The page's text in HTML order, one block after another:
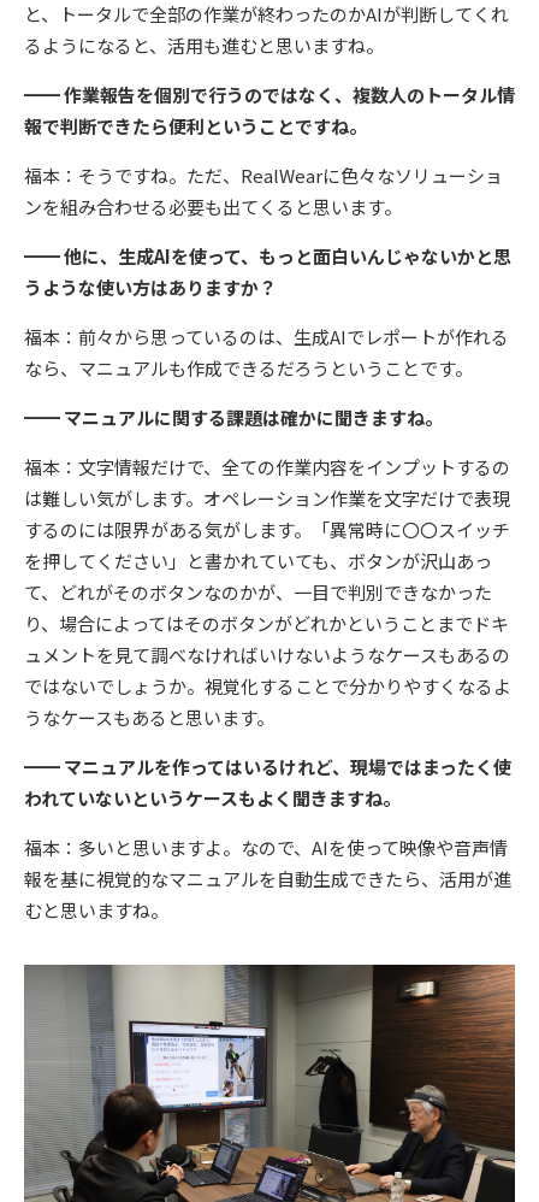
と、トータルで全部の作業が終わったのかAIが判断してくれ
るようになると、活用も進むと思いますね。
━━ 作業報告を個別で行うのではなく、複数人のトータル情
報で判断できたら便利ということですね。
福本：そうですね。ただ、RealWearに色々なソリューショ
ンを組み合わせる必要も出てくると思います。
━━ 他に、生成AIを使って、もっと面白いんじゃないかと思
うような使い方はありますか？
福本：前々から思っているのは、生成AIでレポートが作れる
なら、マニュアルも作成できるだろうということです。
━━ マニュアルに関する課題は確かに聞きますね。
福本：文字情報だけで、全ての作業内容をインプットするの
は難しい気がします。オペレーション作業を文字だけで表現
するのには限界がある気がします。「異常時に〇〇スイッチ
を押してください」と書かれていても、ボタンが沢山あっ
て、どれがそのボタンなのかが、一目で判別できなかった
り、場合によってはそのボタンがどれかということまでドキ
ュメントを見て調べなければいけないようなケースもあるの
ではないでしょうか。視覚化することで分かりやすくなるよ
うなケースもあると思います。
━━ マニュアルを作ってはいるけれど、現場ではまったく使
われていないというケースもよく聞きますね。
福本：多いと思いますよ。なので、AIを使って映像や音声情
報を基に視覚的なマニュアルを自動生成できたら、活用が進
むと思いますね。